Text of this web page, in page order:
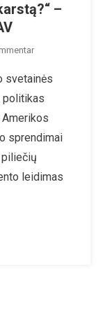
–
Zu
Vinis
Į
Amerikos
Ronas
Paulas
svetainės
politikas
Amerikos
sprendimai
piliečių
leidimas